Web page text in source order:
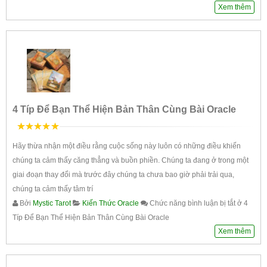
Xem thêm
4 Típ Để Bạn Thể Hiện Bản Thân Cùng Bài Oracle
Hãy thừa nhận một điều rằng cuộc sống này luôn có những điều khiến
chúng ta cảm thấy căng thẳng và buồn phiền. Chúng ta đang ở trong một
giai đoạn thay đổi mà trước đây chúng ta chưa bao giờ phải trải qua,
chúng ta cảm thấy tâm trí
Bởi Mystic Tarot Kiến Thức Oracle Chức năng bình luận bị tắtở 4
Típ Để Bạn Thể Hiện Bản Thân Cùng Bài Oracle
Xem thêm